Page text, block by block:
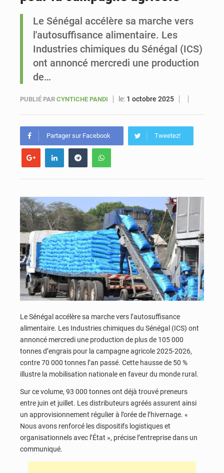
Sénégal : Ousmane Diagne prêtera serment le 11 août comme président du Conseil constitutionnel
Le Sénégal accélère sa marche vers
l'autosuffisance alimentaire. Les
Industries chimiques du Sénégal (ICS)
ont annoncé mercredi une production
de…
PUBLIÉ PAR CYNTICHE PANDI le: 1 octobre 2025
Partager sur Facebook Tweetez!
Le Sénégal accélère sa marche vers l’autosuffisance
alimentaire. Les Industries chimiques du Sénégal (ICS) ont
annoncé mercredi une production de plus de 105 000
tonnes d’engrais pour la campagne agricole 2025-2026,
contre 70 000 tonnes l’an passé. Cette hausse de 50 %
illustre la mobilisation nationale en faveur du monde rural.
Sur ce volume, 93 000 tonnes ont déjà trouvé preneurs
entre juin et juillet. Les distributeurs agréés assurent ainsi
un approvisionnement régulier à l’orée de l’hivernage. «
Nous avons renforcé les dispositifs logistiques et
organisationnels avec l’État », précise l’entreprise dans un
communiqué.